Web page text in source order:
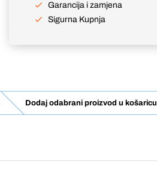
Garancija i zamjena
Sigurna Kupnja
Dodaj odabrani proizvod u košaricu